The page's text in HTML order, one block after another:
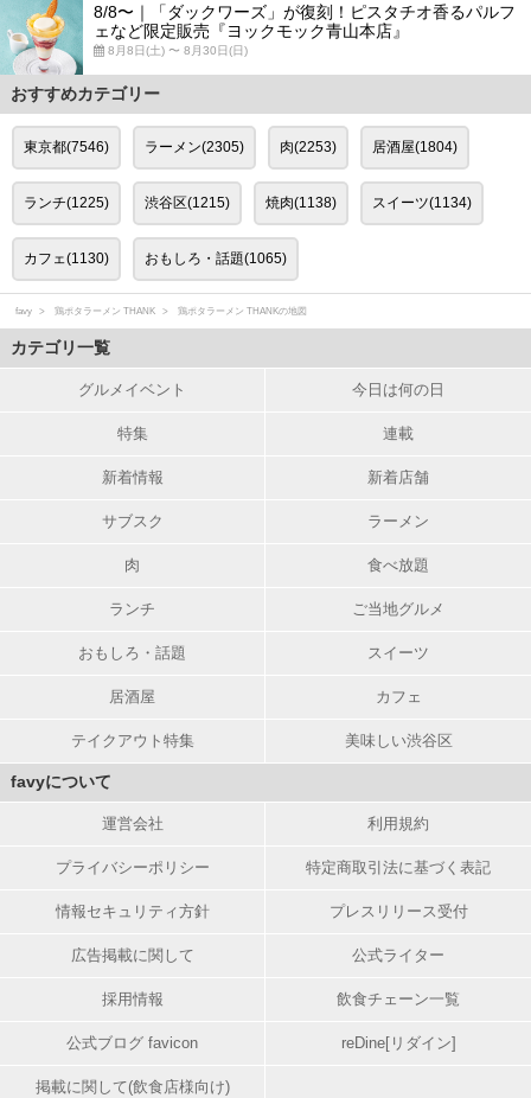
8/8〜｜「ダックワーズ」が復刻！ピスタチオ香るパルフ
ェなど限定販売『ヨックモック青山本店』
8月8日(土) 〜 8月30日(日)
おすすめカテゴリー
東京都(7546) ラーメン(2305) 肉(2253) 居酒屋(1804)
ランチ(1225) 渋谷区(1215) 焼肉(1138) スイーツ(1134)
カフェ(1130) おもしろ・話題(1065)
favy 鶏ポタラーメン THANK 鶏ポタラーメン THANKの地図
カテゴリ一覧
グルメイベント 今日は何の日
特集 連載
新着情報 新着店舗
サブスク ラーメン
肉 食べ放題
ランチ ご当地グルメ
おもしろ・話題 スイーツ
居酒屋 カフェ
テイクアウト特集 美味しい渋谷区
favyについて
運営会社 利用規約
プライバシーポリシー 特定商取引法に基づく表記
情報セキュリティ方針 プレスリリース受付
広告掲載に関して 公式ライター
採用情報 飲食チェーン一覧
公式ブログ favicon reDine[リダイン]
掲載に関して(飲食店様向け)